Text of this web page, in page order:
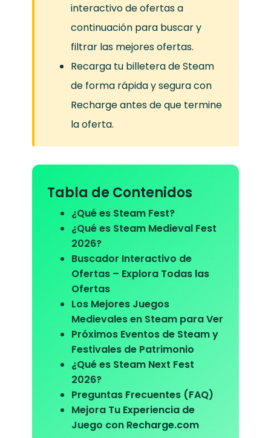
interactivo de ofertas a
continuación para buscar y
filtrar las mejores ofertas.
Recarga tu billetera de Steam
de forma rápida y segura con
Recharge antes de que termine
la oferta.
Tabla de Contenidos
¿Qué es Steam Fest?
¿Qué es Steam Medieval Fest
2026?
Buscador Interactivo de
Ofertas – Explora Todas las
Ofertas
Los Mejores Juegos
Medievales en Steam para Ver
Próximos Eventos de Steam y
Festivales de Patrimonio
¿Qué es Steam Next Fest
2026?
Preguntas Frecuentes (FAQ)
Mejora Tu Experiencia de
Juego con Recharge.com